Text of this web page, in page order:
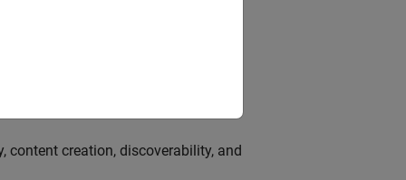
content creation, discoverability, and